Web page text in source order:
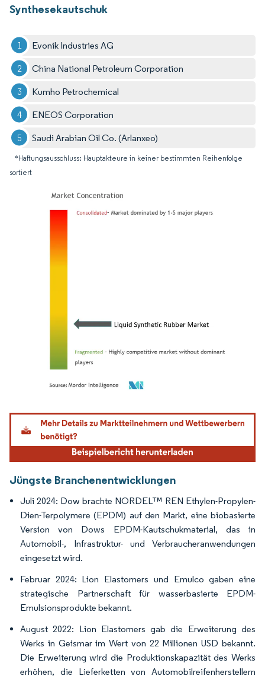
Synthesekautschuk
Evonik Industries AG
China National Petroleum Corporation
Kumho Petrochemical
ENEOS Corporation
Saudi Arabian Oil Co. (Arlanxeo)
*Haftungsausschluss: Hauptakteure in keiner bestimmten Reihenfolge
sortiert
Bild © Mordor Intelligence. Wiederverwendung erfordert Namensnennung gemäß
Jüngste Branchenentwicklungen
Juli 2024: Dow brachte NORDEL™ REN Ethylen-Propylen-
Dien-Terpolymere (EPDM) auf den Markt, eine biobasierte
Version von Dows EPDM-Kautschukmaterial, das in
Automobil-, Infrastruktur- und Verbraucheranwendungen
eingesetzt wird.
Februar 2024: Lion Elastomers und Emulco gaben eine
strategische Partnerschaft für wasserbasierte EPDM-
Emulsionsprodukte bekannt.
August 2022: Lion Elastomers gab die Erweiterung des
Werks in Geismar im Wert von 22 Millionen USD bekannt.
Die Erweiterung wird die Produktionskapazität des Werks
erhöhen, die Lieferketten von Automobilreifenherstellern